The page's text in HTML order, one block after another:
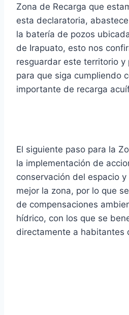
Zona de Recarga que
esta declaratoria,
la batería de pozos
de Irapuato, esto nos
resguardar este territorio
para que siga cumpliendo
importante de recarga
El siguiente paso para la
la implementación de
conservación del espacio
mejor la zona, por lo que
de compensaciones
hídrico, con los que se
directamente a habitantes